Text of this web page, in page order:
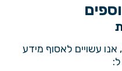
עשויים לאסוף מידע